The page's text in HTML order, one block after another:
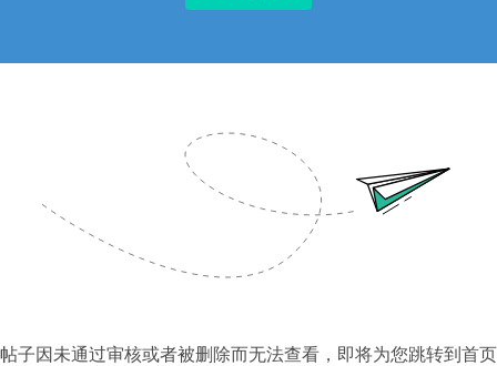
帖子因未通过审核或者被删除而无法查看，即将为您跳转到首页